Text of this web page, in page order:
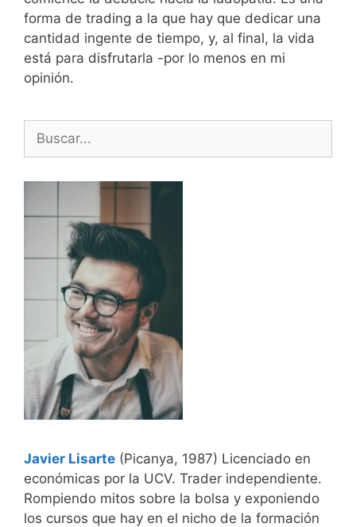
forma de trading a la que hay que dedicar una
cantidad ingente de tiempo, y, al final, la vida
está para disfrutarla -por lo menos en mi
opinión.
Buscar:
Javier Lisarte (Picanya, 1987) Licenciado en
económicas por la UCV. Trader independiente.
Rompiendo mitos sobre la bolsa y exponiendo
los cursos que hay en el nicho de la formación